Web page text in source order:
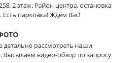
2 этаж. Район центра, остановка
Есть парковка! Ждём Вас!
детально рассмотреть наши
Высылаем видео-обзор по запросу